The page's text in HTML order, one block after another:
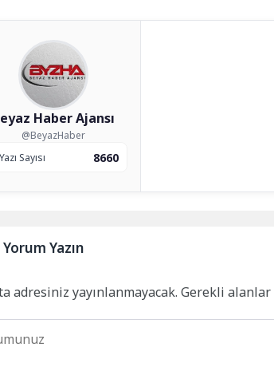
Haber Ajansı
@BeyazHaber
Yazı Sayısı
8660
Yazın
adresiniz yayınlanmayacak. Gerekli alanlar